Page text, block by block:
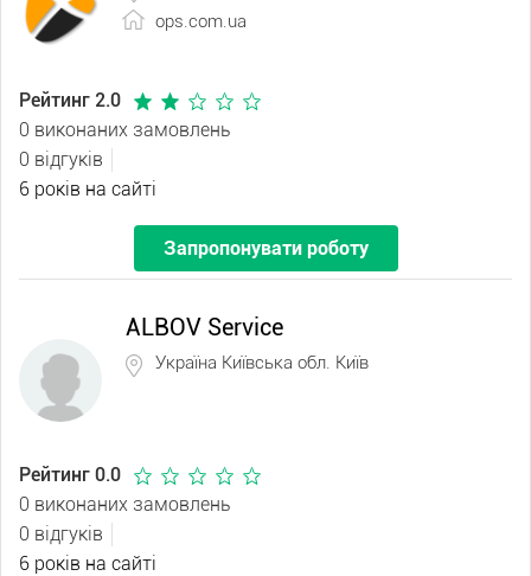
ops.com.ua
Рейтинг 2.0
0 виконаних замовлень
0 відгуків
6 років на сайті
Запропонувати роботу
ALBOV Service
Україна Київська обл. Київ
Рейтинг 0.0
0 виконаних замовлень
0 відгуків
6 років на сайті